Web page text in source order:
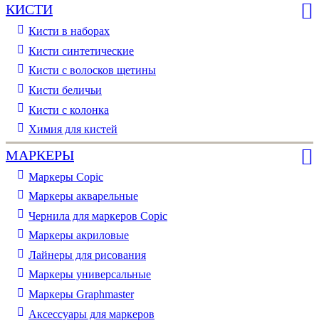
КИСТИ
Кисти в наборах
Кисти синтетические
Кисти с волосков щетины
Кисти беличьи
Кисти с колонка
Химия для кистей
МАРКЕРЫ
Маркеры Copic
Маркеры акварельные
Чернила для маркеров Copic
Маркеры акриловые
Лайнеры для рисования
Маркеры универсальные
Маркеры Graphmaster
Аксессуары для маркеров